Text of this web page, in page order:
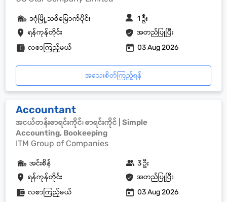
ရန်ကုန်တိုင်း အတည်ပြုပြီး
ဒဂုံမြို့သစ်မြောက်ပိုင်း 1 ဦး
လစာကြည့်မယ် 03 Aug 2026
အသေးစိတ်ကြည့်ရန်
Accountant
အငယ်တန်းစာရင်းကိုင်၊ စာရင်းကိုင် | Simple
Accounting, Bookeeping
ITM Group of Companies
ရန်ကုန်တိုင်း အတည်ပြုပြီး
အင်းစိန် 3 ဦး
လစာကြည့်မယ် 03 Aug 2026